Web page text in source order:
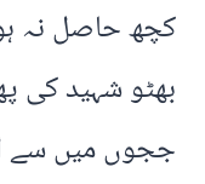
کچھ حاصل نہ
بھٹو شہید کی
ججوں میں سے